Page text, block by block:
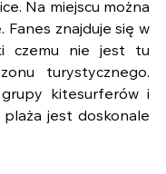
Na miejscu można
Fanes znajduje się w
czemu nie jest tu
turystycznego.
kitesurferów i
jest doskonale